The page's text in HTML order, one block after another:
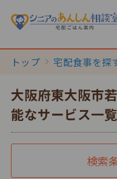
トップ 宅配食事を探
大阪府東大阪市
能なサービス一覧
検索